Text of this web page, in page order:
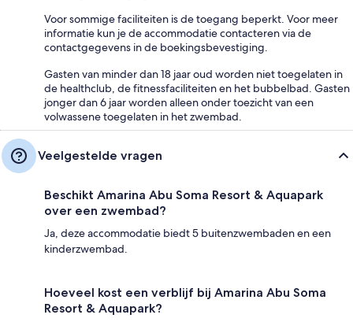
Voor sommige faciliteiten is de toegang beperkt. Voor meer
informatie kun je de accommodatie contacteren via de
contactgegevens in de boekingsbevestiging.
Gasten van minder dan 18 jaar oud worden niet toegelaten in
de healthclub, de fitnessfaciliteiten en het bubbelbad. Gasten
jonger dan 6 jaar worden alleen onder toezicht van een
volwassene toegelaten in het zwembad.
Veelgestelde vragen
Beschikt Amarina Abu Soma Resort & Aquapark
over een zwembad?
Ja, deze accommodatie biedt 5 buitenzwembaden en een
kinderzwembad.
Hoeveel kost een verblijf bij Amarina Abu Soma
Resort & Aquapark?